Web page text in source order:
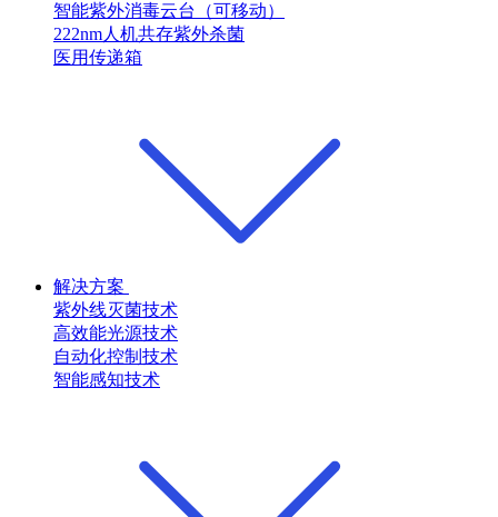
智能紫外消毒云台（可移动）
222nm人机共存紫外杀菌
医用传递箱
解决方案
紫外线灭菌技术
高效能光源技术
自动化控制技术
智能感知技术